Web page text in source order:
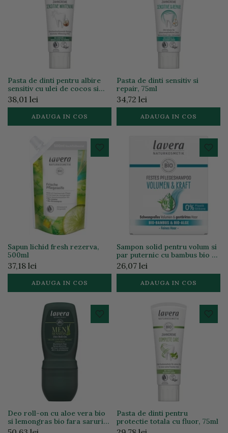
Pasta de dinti pentru albire
sensitiv cu ulei de cocos si
minerale, 75ml
38,01 lei
ADAUGA IN COS
Pasta de dinti sensitiv si
repair, 75ml
34,72 lei
ADAUGA IN COS
Sapun lichid fresh rezerva,
500ml
37,18 lei
ADAUGA IN COS
Sampon solid pentru volum si
par puternic cu bambus bio si
alge bio, 50g
26,07 lei
ADAUGA IN COS
Deo roll-on cu aloe vera bio
si lemongras bio fara saruri
de aluminiu, 50ml
Pasta de dinti pentru
protectie totala cu fluor, 75ml